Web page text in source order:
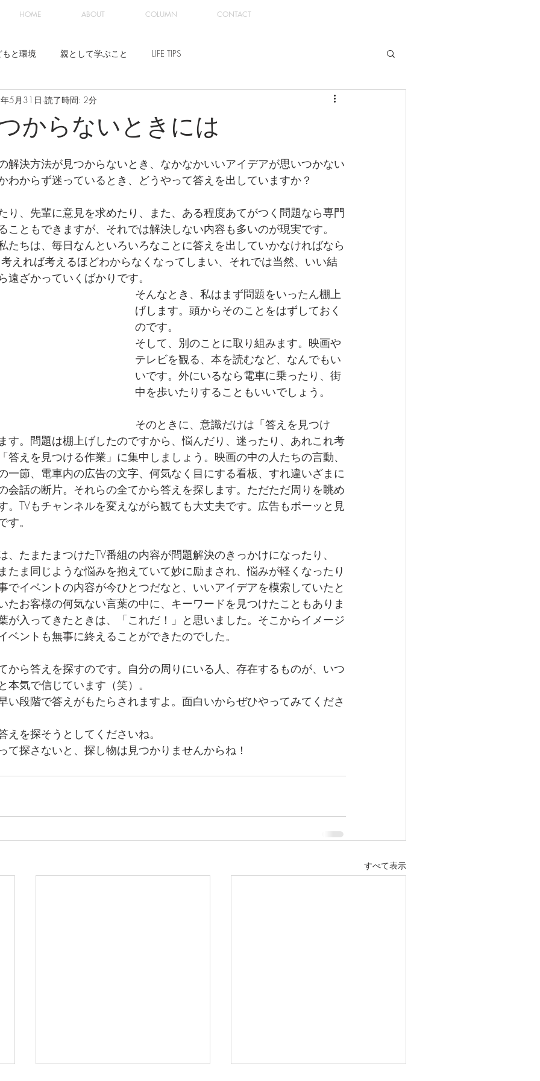
HOME ABOUT COLUMN CONTACT
もと環境 親として学ぶこと LIFE TIPS
からないときには
5月31日 読了時間: 2分
解決方法が見つからないとき、なかなかいいアイデアが思いつかない
わからず迷っているとき、どうやって答えを出していますか？
り、先輩に意見を求めたり、また、ある程度あてがつく問題なら専門
こともできますが、それでは解決しない内容も多いのが現実です。
たちは、毎日なんといろいろなことに答えを出していかなければなら
えれば考えるほどわからなくなってしまい、それでは当然、いい結
遠ざかっていくばかりです。
そんなとき、私はまず問題をいったん棚上
げします。頭からそのことをはずしておく
のです。
そして、別のことに取り組みます。映画や
テレビを観る、本を読むなど、なんでもい
いです。外にいるなら電車に乗ったり、街
中を歩いたりすることもいいでしょう。
そのときに、意識だけは「答えを見つけ
す。問題は棚上げしたのですから、悩んだり、迷ったり、あれこれ考
答えを見つける作業」に集中しましょう。映画の中の人たちの言動、
一節、電車内の広告の文字、何気なく目にする看板、すれ違いざまに
会話の断片。それらの全てから答えを探します。ただただ周りを眺め
。TVもチャンネルを変えながら観ても大丈夫です。広告もボーッと見
。
、たまたまつけたTV番組の内容が問題解決のきっかけになったり、
たま同じような悩みを抱えていて妙に励まされ、悩みが軽くなったり
でイベントの内容が今ひとつだなと、いいアイデアを模索していたと
たお客様の何気ない言葉の中に、キーワードを見つけたこともありま
が入ってきたときは、「これだ！」と思いました。そこからイメージ
ベントも無事に終えることができたのでした。
から答えを探すのです。自分の周りにいる人、存在するものが、いつ
本気で信じています（笑）。
い段階で答えがもたらされますよ。面白いからぜひやってみてくださ
えを探そうとしてくださいね。
て探さないと、探し物は見つかりませんからね！
すべて表示